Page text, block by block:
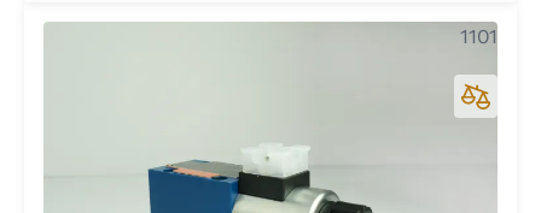
1101